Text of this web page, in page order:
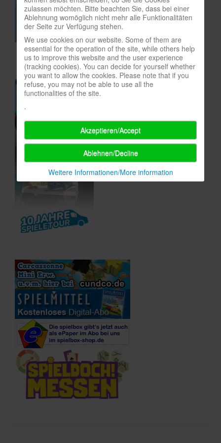
In eigener Sache-On our own behalf
Archivierte Meldungen-News archive
zulassen möchten. Bitte beachten Sie, dass bei einer
Ablehnung womöglich nicht mehr alle Funktionalitäten
der Seite zur Verfügung stehen.
We use cookies on our website. Some of them are
essential for the operation of the site, while others help
us to improve this website and the user experience
(tracking cookies). You can decide for yourself whether
you want to allow the cookies. Please note that if you
refuse, you may not be able to use all the
functionalities of the site.
.
Akzeptieren/Accept
Ablehnen/Decline
Weitere Informationen/More information